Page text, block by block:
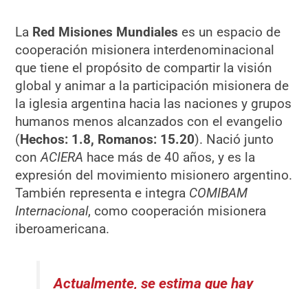
La Red Misiones Mundiales es un espacio de
cooperación misionera interdenominacional
que tiene el propósito de compartir la visión
global y animar a la participación misionera de
la iglesia argentina hacia las naciones y grupos
humanos menos alcanzados con el evangelio
(Hechos: 1.8, Romanos: 15.20). Nació junto
conACIERA hace más de 40 años, y es la
expresión del movimiento misionero argentino.
También representa e integra COMIBAM
Internacional, como cooperación misionera
iberoamericana.
Actualmente, se estima que hay